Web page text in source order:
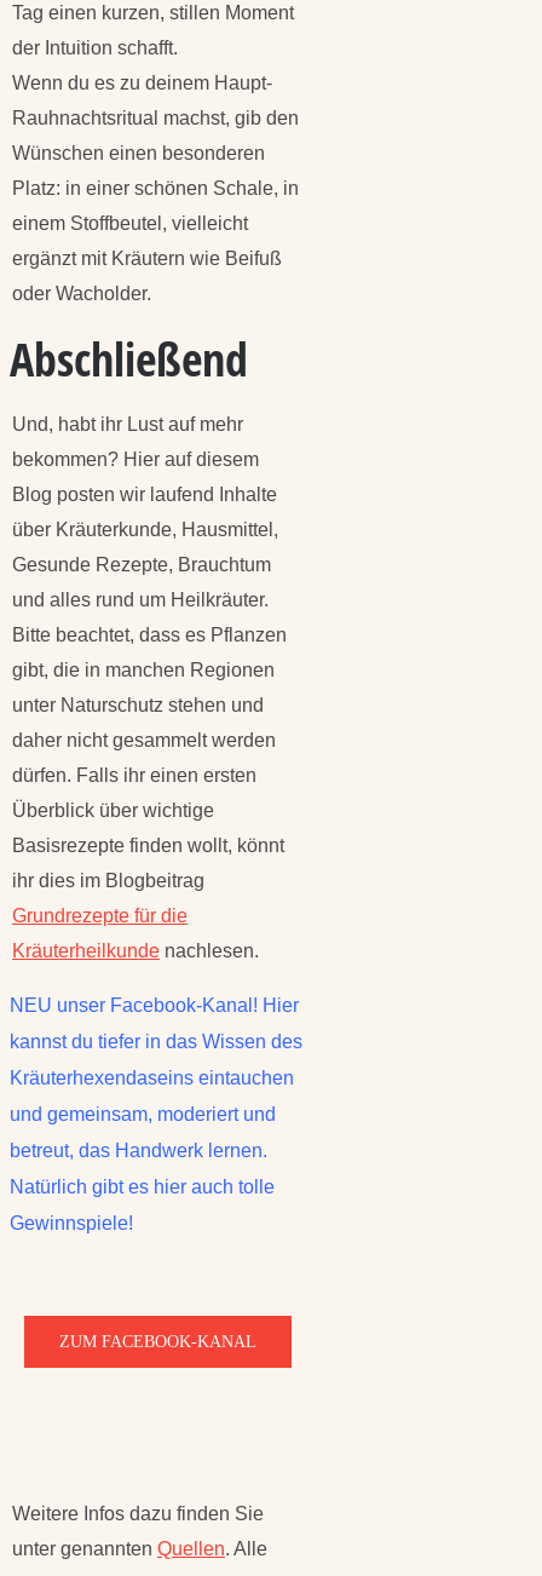
Tag einen kurzen, stillen Moment
der Intuition schafft.
Wenn du es zu deinem Haupt-
Rauhnachtsritual machst, gib den
Wünschen einen besonderen
Platz: in einer schönen Schale, in
einem Stoffbeutel, vielleicht
ergänzt mit Kräutern wie Beifuß
oder Wacholder.
Abschließend
Und, habt ihr Lust auf mehr
bekommen? Hier auf diesem
Blog posten wir laufend Inhalte
über Kräuterkunde, Hausmittel,
Gesunde Rezepte, Brauchtum
und alles rund um Heilkräuter.
Bitte beachtet, dass es Pflanzen
gibt, die in manchen Regionen
unter Naturschutz stehen und
daher nicht gesammelt werden
dürfen. Falls ihr einen ersten
Überblick über wichtige
Basisrezepte finden wollt, könnt
ihr dies im Blogbeitrag
Grundrezepte für die
Kräuterheilkunde nachlesen.
NEU unser Facebook-Kanal! Hier
kannst du tiefer in das Wissen des
Kräuterhexendaseins eintauchen
und gemeinsam, moderiert und
betreut, das Handwerk lernen.
Natürlich gibt es hier auch tolle
Gewinnspiele!
ZUM FACEBOOK-KANAL
Weitere Infos dazu finden Sie
unter genannten Quellen. Alle